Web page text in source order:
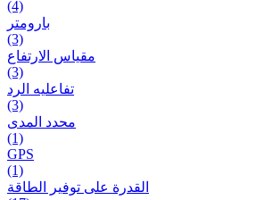
(4)
بارومتر
(3)
مقياس الارتفاع
(3)
تفاعلیه الرد
(3)
محدد المدى
(1)
GPS
(1)
القدرة على توفير الطاقة